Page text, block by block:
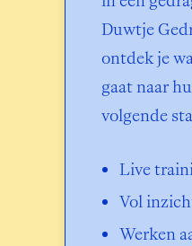
Duwtje
ontdek je
gaat naar
volgende
Live
Vol
Werken